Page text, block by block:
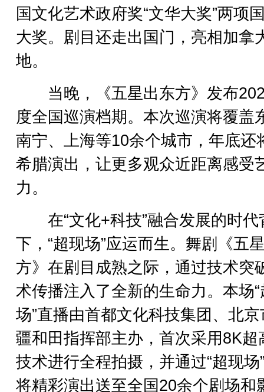
国文化艺术政府奖“文华大奖”两项
大奖。剧目还走出国门，亮相加拿
地。
当晚，《五星出东方》发布
度全国巡演档期。本次巡演将覆盖
南宁、上海等10余个城市，年底还
希腊演出，让更多观众近距离感受
力。
在“文化+科技”融合发展的时代
下，“超现场”应运而生。舞剧《五
方》在剧目成熟之际，通过技术突
术传播注入了全新的生命力。本场
场”直播由首都文化科技集团、北
疆和田指挥部主办，首次采用8K超
技术进行全程拍摄，并通过“超现场
将精彩演出送至全国20余个剧场和